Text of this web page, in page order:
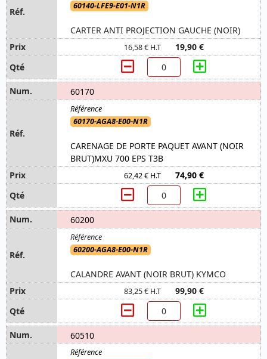
60140-LFE9-E01-N1R
CARTER ANTI PROJECTION GAUCHE (NOIR)
16,58 € H.T 19,90 €
60170
60170-AGA8-E00-N1R
CARENAGE DE PORTE PAQUET AVANT (NOIR
BRUT)MXU 700 EPS T3B
62,42 € H.T 74,90 €
60200
60200-AGA8-E00-N1R
CALANDRE AVANT (NOIR BRUT) KYMCO
83,25 € H.T 99,90 €
60510